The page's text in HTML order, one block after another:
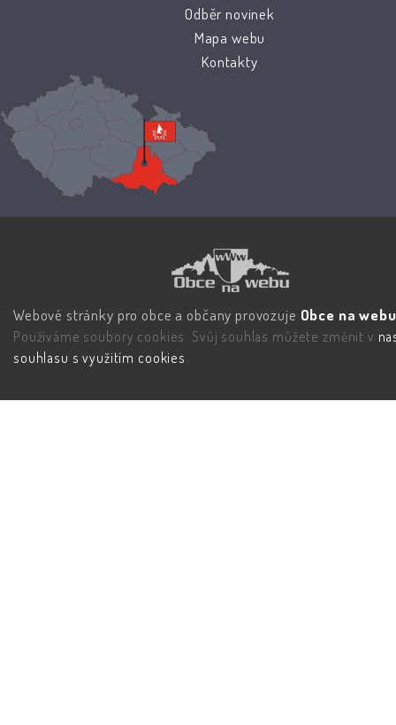
Odběr novinek
Mapa webu
Kontakty
Webové stránky pro obce a občany provozuje Obce na
Používáme soubory cookies. Svůj souhlas můžete změnit v
souhlasu s využitím cookies.